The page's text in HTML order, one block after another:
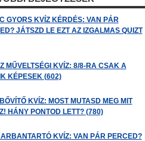
GYORS KVÍZ KÉRDÉS: VAN PÁR
JÁTSZD LE EZT AZ IZGALMAS QUIZT
MŰVELTSÉGI KVÍZ: 8/8-RA CSAK A
KÉPESEK (602)
KVÍZ: MOST MUTASD MEG MIT
HÁNY PONTOD LETT? (780)
KVÍZ: VAN PÁR PERCED?